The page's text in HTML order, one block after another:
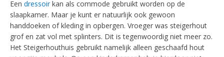
Een dressoirkan als commode gebruikt worden op de
slaapkamer. Maar je kunt er natuurlijk ook gewoon
handdoeken of kleding in opbergen. Vroeger was steigerhout
grof en zat vol met splinters. Dit is tegenwoordig niet meer zo.
Het Steigerhouthuis gebruikt namelijk alleen geschaafd hout